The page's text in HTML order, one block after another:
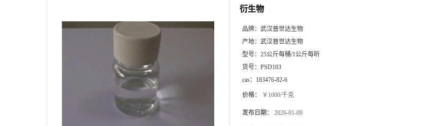
衍生物
品牌： 武汉普世达生物
产地： 武汉普世达生物
型号： 25公斤每桶/1公斤每听
货号： PSD103
cas： 183476-82-6
价格： ￥1000/千克
发布日期： 2026-01-09